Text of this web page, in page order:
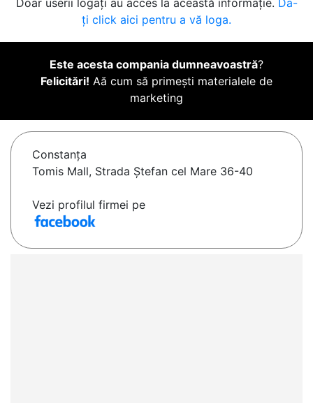
Doar userii logați au acces la această informație. Da-
ți click aici pentru a vă loga.
Este acesta compania dumneavoastră?
Felicitări! Aă cum să primești materialele de
marketing
Constanţa
Tomis Mall, Strada Ștefan cel Mare 36-40
Vezi profilul firmei pe